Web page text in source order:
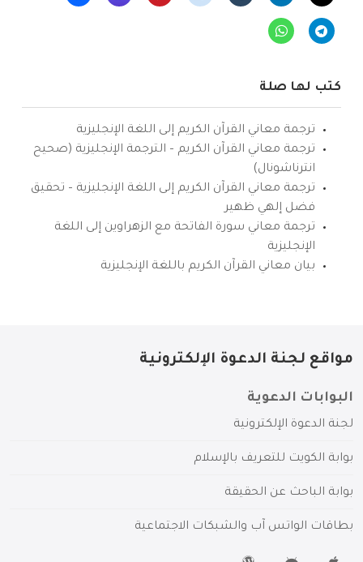
كتب لها صلة
ترجمة معاني القرآن الكريم إلى اللغة الإنجليزية
ترجمة معاني القرآن الكريم – الترجمة الإنجليزية (صحيح
انترناشونال)
ترجمة معاني القرآن الكريم إلى اللغة الإنجليزية – تحقيق
فضل إلهي ظهير
ترجمة معاني سورة الفاتحة مع الزهراوين إلى اللغة
الإنجليزية
بيان معاني القرآن الكريم باللغة الإنجليزية
مواقع لجنة الدعوة الإلكترونية
البوابات الدعوية
لجنة الدعوة الإلكترونية
بوابة الكويت للتعريف بالإسلام
بوابة الباحث عن الحقيقة
بطاقات الواتس آب والشبكات الاجتماعية